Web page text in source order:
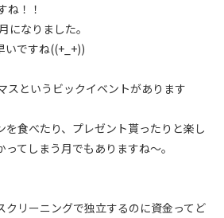
ね！！
になりました。
いですね((+_+))
スというビックイベントがあります
を食べたり、プレゼント貰ったりと楽し
てしまう月でもありますね～。
クリーニングで独立するのに資金ってど